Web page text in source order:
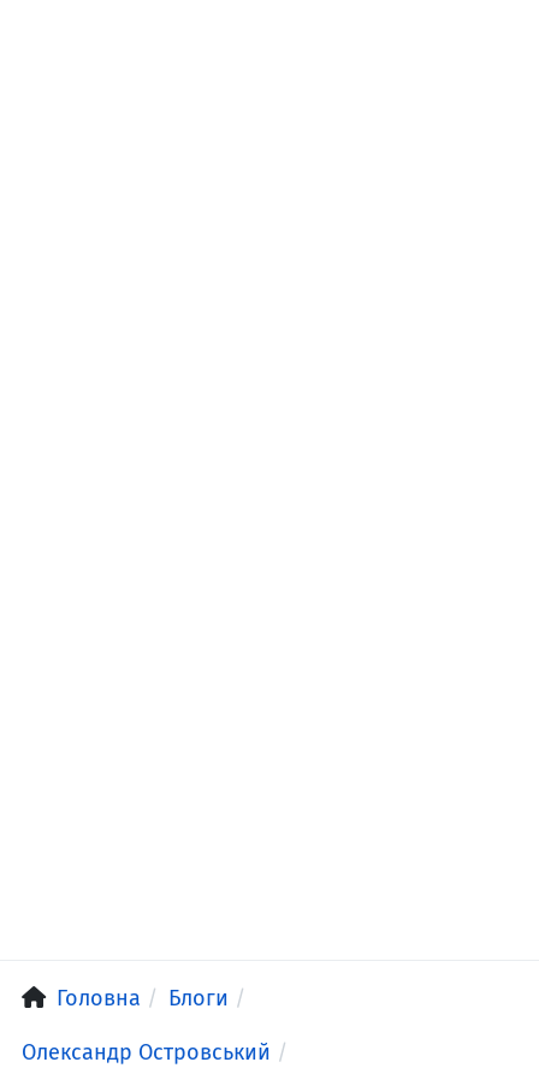
Головна Блоги
Олександр Островський